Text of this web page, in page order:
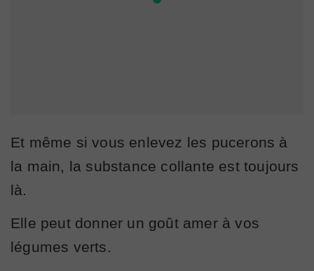
Et même si vous enlevez les pucerons à
la main, la substance collante est toujours
là.
Elle peut donner un goût amer à vos
légumes verts.